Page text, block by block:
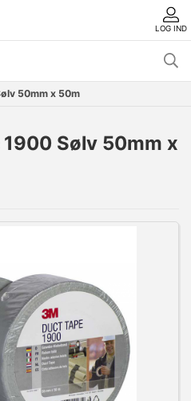
LOG IND
50mm x 50m
Sølv 50mm x